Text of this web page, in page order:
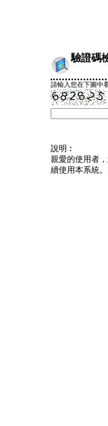
驗證碼
請輸入您在下圖中
說明︰
親愛的使用者
續使用本系統。